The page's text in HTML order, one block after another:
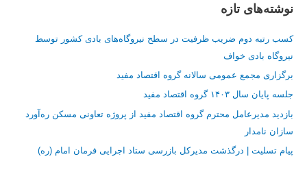
ج
ب
ر
ا
ی
:
نوشته‌های تازه
کسب رتبه دوم ضریب ظرفیت در سطح نیروگاه‌های بادی کشور توسط
نیروگاه بادی خواف
برگزاری مجمع عمومی سالانه گروه اقتصاد مفید
جلسه پایان سال ۱۴۰۳ گروه اقتصاد مفید
بازدید مدیرعامل محترم گروه اقتصاد مفید از پروژه تعاونی مسکن ره‌آورد
سازان نامدار
پیام تسلیت | درگذشت مدیرکل بازرسی ستاد اجرایی فرمان امام (ره)